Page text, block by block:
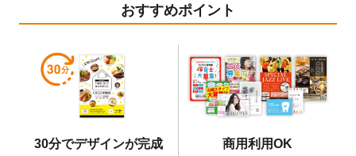
業効率を上げる便利な操作方法3選！
開いたしました。
暑中見舞いのデザインテンプレート
しました。
2026/5/28
【新商品】マグネットステッカーが作成で
きるようになりました！
の全4ステップを解説！」を公開いたしまし
おすすめポイント
30分でデザインが完成 商用利用OK